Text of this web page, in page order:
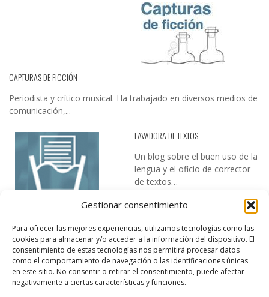
Gestionar consentimiento
Para ofrecer las mejores experiencias, utilizamos tecnologías como las
cookies para almacenar y/o acceder a la información del dispositivo. El
consentimiento de estas tecnologías nos permitirá procesar datos
como el comportamiento de navegación o las identificaciones únicas
en este sitio. No consentir o retirar el consentimiento, puede afectar
negativamente a ciertas características y funciones.
CAPTURAS DE FICCIÓN
Periodista y crítico musical. Ha trabajado en diversos medios de
comunicación,...
LAVADORA DE TEXTOS
Un blog sobre el buen uso de la
lengua y el oficio de corrector
de textos…
DESIREE MARTÍN